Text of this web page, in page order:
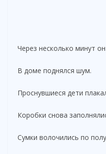
Через несколько минут
В доме поднялся шум.
Проснувшиеся дети
Коробки снова
Сумки волочились по